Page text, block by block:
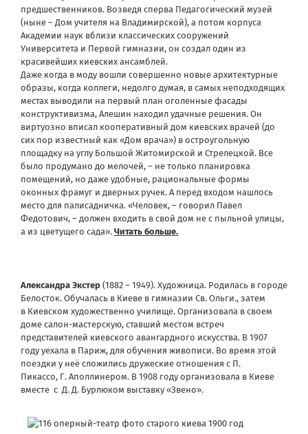
предшественников. Возведя сперва Педагогический музей
(ныне – Дом учителя на Владимирской), а потом корпуса
Академии наук вблизи классических сооружений
Университета и Первой гимназии, он создал один из
красивейших киевских ансамблей.
Даже когда в моду вошли совершенно новые архитектурные
образы, когда коллеги, недолго думая, в самых неподходящих
местах выводили на первый план оголенные фасады
конструктивизма, Алешин находил удачные решения. Он
виртуозно вписал кооперативный дом киевских врачей (до
сих пор известный как «Дом врача») в остроугольную
площадку на углу Большой Житомирской и Стрелецкой. Все
было продумано до мелочей, – не только планировка
помещений, но даже удобные, рациональные формы
оконных фрамуг и дверных ручек. А перед входом нашлось
место для палисадничка. «Человек, – говорил Павел
Федотович, – должен входить в свой дом не с пыльной улицы,
а из цветущего сада». Читать больше.
Александра Экстер (1882 – 1949). Художница. Родилась в городе
Белосток. Обучалась в Киеве в гимназии Св. Ольги., затем
в Киевском художественно училище. Организовала в своем
доме салон-мастерскую, ставший местом встреч
представителей киевского авангардного искусства. В 1907
году уехала в Париж, для обучения живописи. Во время этой
поездки у неё сложились дружеские отношения с П.
Пикассо, Г. Аполлинером. В 1908 году организовала в Киеве
вместе с Д. Д. Бурлюком выставку «Звено».